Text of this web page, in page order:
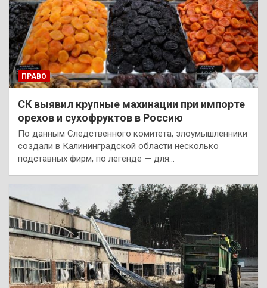
ПРАВО
СК выявил крупные махинации при импорте
орехов и сухофруктов в Россию
По данным Следственного комитета, злоумышленники
создали в Калининградской области несколько
подставных фирм, по легенде — для…